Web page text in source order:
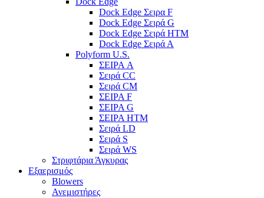
Dock Edge Σειρα F
Dock Edge Σειρά G
Dock Edge Σειρά HTM
Dock Edge Σειρά Α
Polyform U.S.
ΣΕΙΡΑ A
Σειρά CC
Σειρά CM
ΣΕΙΡΑ F
ΣΕΙΡΑ G
ΣΕΙΡΑ HTM
Σειρά LD
Σειρά S
Σειρά WS
Στριφτάρια Άγκυρας
Εξαερισμός
Blowers
Ανεμιστήρες